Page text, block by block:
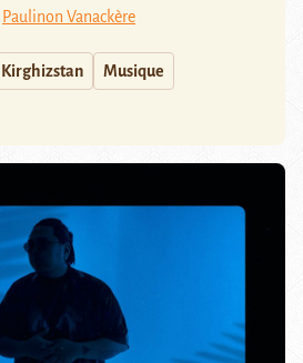
Paulinon Vanackère
Kirghizstan Musique